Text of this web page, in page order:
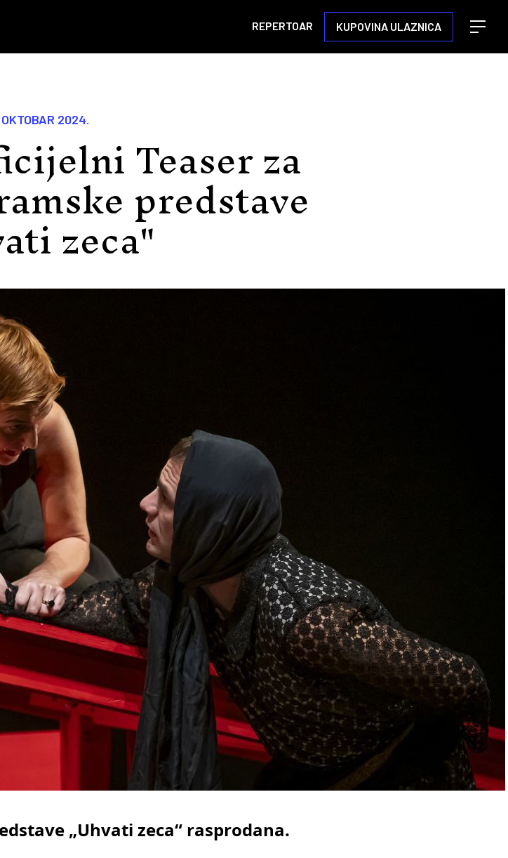
REPERTOAR KUPOVINA ULAZNICA
Open
OKTOBAR 2024. Teaser za
predstave
zeca"
„Uhvati zeca“ rasprodana.